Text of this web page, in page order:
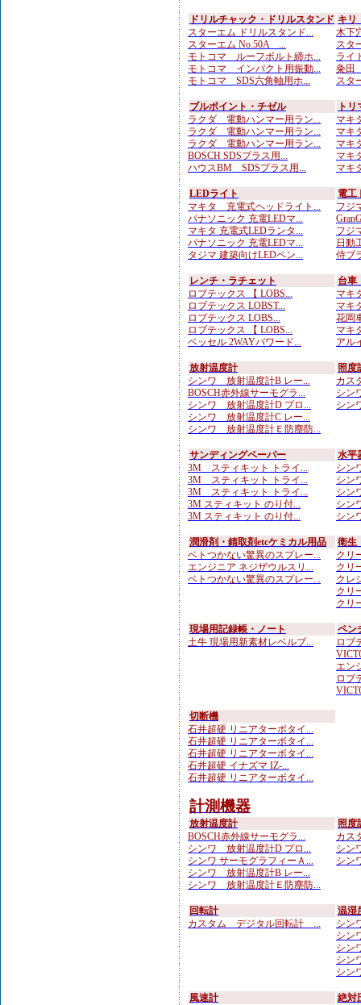
ドリルチャック・ドリルスタンド
スターエム ドリルスタンド...
スターエム No.50A ...
モトコマ ルーフボルト締ホ...
モトコマ インパクト用振動...
モトコマ SDS六角軸用ホ...
キリ
木下
スタ
ライ
粂田
スタ
ブルポイント・チゼル
ラクダ 電動ハンマー用ラン...
ラクダ 電動ハンマー用ラン...
ラクダ 電動ハンマー用ラン...
BOSCH SDSプラス用...
ハウスBM SDSプラス用...
ト
マキ
マキ
マキ
マキ
マキ
LEDライト
マキタ 充電式ヘッドライト...
パナソニック 充電LEDマ...
マキタ 充電式LEDランタ...
パナソニック 充電LEDマ...
タジマ 建築向けLEDペン...
電工
フジ
フジ
日動
侍ブ
レンチ・ラチェット
ロブテックス 【 LOBS...
ロブテックス LOBST...
ロブテックス LOBS...
ロブテックス 【 LOBS...
ベッセル 2WAYパワード...
台車
マキ
マキ
花岡
マキ
アル
放射温度計
シンワ 放射温度計B レー...
BOSCH赤外線サーモグラ...
シンワ 放射温度計D プロ...
シンワ 放射温度計C レー...
シンワ 放射温度計Ｅ防塵防...
照度
カス
シン
シン
サンディングペーパー
3M スティキット トライ...
3M スティキット トライ...
3M スティキット トライ...
3M スティキット のり付...
3M スティキット のり付...
水平
シン
シン
シン
シン
シン
潤滑剤・錆取剤etcケミカル用品
ベトつかない驚異のスプレー...
エンジニア ネジザウルスリ...
ベトつかない驚異のスプレー...
衛生
クリ
クリ
クレ
クリ
クリ
現場用記録帳・ノート
土牛 現場用新素材レベルブ...
ペン
ロブ
エン
ロブ
切断機
石井超硬 リニアターボタイ...
石井超硬 リニアターボタイ...
石井超硬 リニアターボタイ...
石井超硬 イナズマ IZ-...
石井超硬 リニアターボタイ...
計測機器
放射温度計
BOSCH赤外線サーモグラ...
シンワ 放射温度計D プロ...
シンワ サーモグラフィーＡ...
シンワ 放射温度計B レー...
シンワ 放射温度計Ｅ防塵防...
照度
カス
シン
シン
回転計
カスタム デジタル回転計 ...
温湿
シン
シン
シン
シン
シン
風速計 絶対